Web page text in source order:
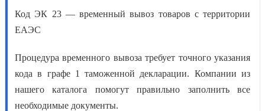
Код ЭК 23— временный вывоз товаров с территории
ЕАЭС
Процедура временного вывоза требует точного указания
кода в графе 1 таможенной декларации. Компании из
нашего каталога помогут правильно заполнить все
необходимые документы.